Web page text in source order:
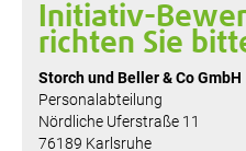
Initiativ-
richten Sie
Storch und Beller & Co GmbH
Personalabteilung
Nördliche Uferstraße 11
76189 Karlsruhe